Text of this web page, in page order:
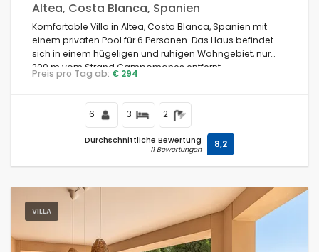
Altea, Costa Blanca, Spanien
Komfortable Villa in Altea, Costa Blanca, Spanien mit
einem privaten Pool für 6 Personen. Das Haus befindet
sich in einem hügeligen und ruhigen Wohngebiet, nur
200 m vom Strand Campomanes entfernt.
Preis pro Tag ab: € 294
6 3 2
Durchschnittliche Bewertung
11 Bewertungen 8,2
VILLA